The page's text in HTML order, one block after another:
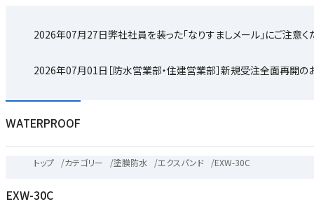
2026年07月27日弊社社員を装った「なりすましメール」にご注意く
2026年07月01日 ［防水営業部・住建営業部］新規受注全面再開の
WATERPROOF
トップ /カテゴリー /塗膜防水 /エクスパンド /EXW-30C
EXW-30C